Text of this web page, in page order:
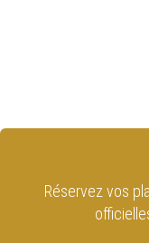
Réservez vos